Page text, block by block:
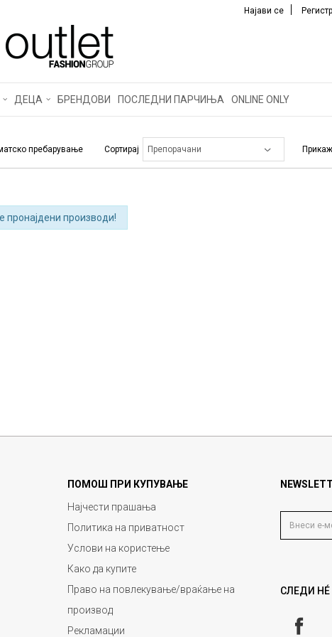
Најави се
ДЕЦА БРЕНДОВИ ПОСЛЕДНИ ПАРЧИЊА ONLINE ONLY
пребарување Сортирај
пронајдени производи!
ПОМОШ ПРИ КУПУВАЊЕ
Најчести прашања
Политика на приватност
Услови на користење
Како да купите
Право на повлекување/враќање на
производ
Рекламации
СЛЕДИ НÉ